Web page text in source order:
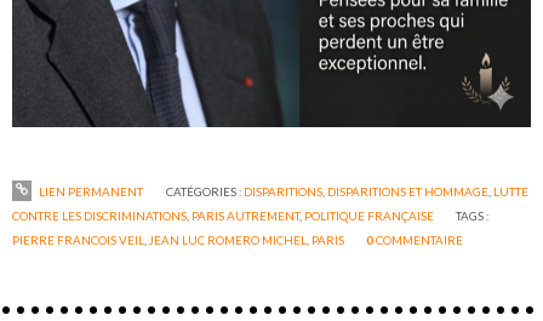
LIEN PERMANENT CATÉGORIES : DISPARITIONS, DISPARITIONS ET HOMMAGE, LUTTE
CONTRE LES DISCRIMINATIONS PARIS AUTREMENT, POLITIQUE FRANÇAISE
TAGS :
PIERRE FRANCOIS VEIL
JEAN LUC ROMERO MICHEL PARIS 0COMMENTAIRE